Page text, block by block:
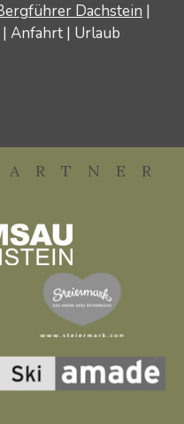
Dachstein |
| Anfahrt | Urlaub